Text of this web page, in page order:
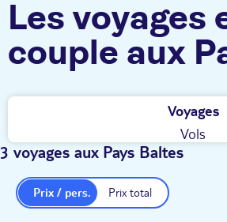
Les voyages
couple aux
Baltes TUI
Voyages
Vols
3 voyages aux Pays Baltes
Prix total
Prix / pers.